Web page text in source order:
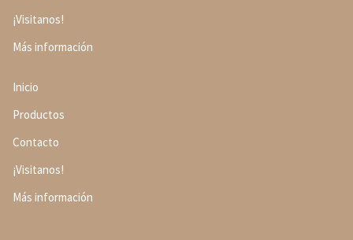
¡Visitanos!
Más información
Inicio
Productos
Contacto
¡Visitanos!
Más información